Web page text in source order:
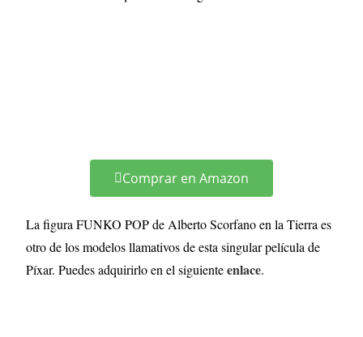
Comprar en Amazon
La figura FUNKO POP de Alberto Scorfano en la Tierra es
otro de los modelos llamativos de esta singular película de
Píxar. Puedes adquirirlo en el siguienteenlace.